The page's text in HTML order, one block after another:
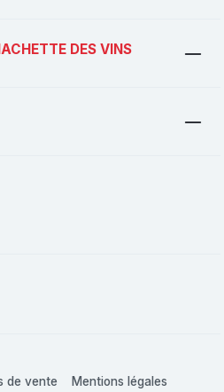
DES VINS
de vente Mentions légales